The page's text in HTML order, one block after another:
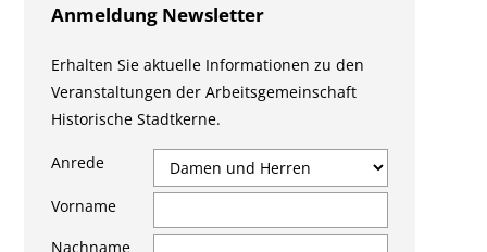
Anmeldung Newsletter
Erhalten Sie aktuelle Informationen zu den
Veranstaltungen der Arbeitsgemeinschaft
Historische Stadtkerne.
Anrede
Vorname
Nachname